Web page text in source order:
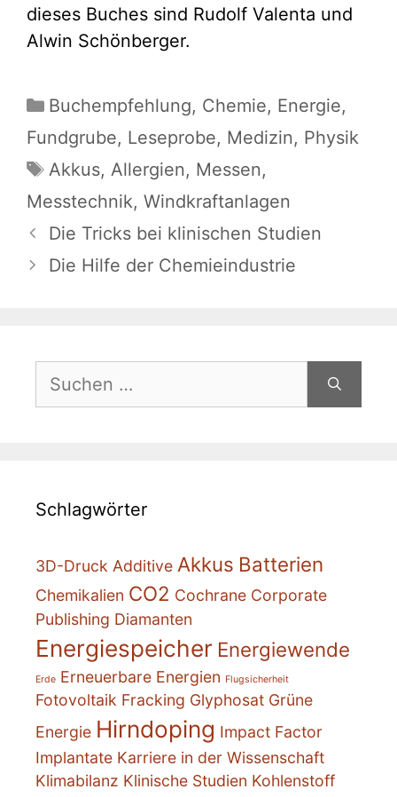
dieses Buches sind Rudolf Valenta und
Alwin Schönberger.
Kategorien
Buchempfehlung, Chemie, Energie,
Fundgrube, Leseprobe, Medizin, Physik
Schlagwörter
Akkus, Allergien, Messen,
Messtechnik, Windkraftanlagen
Die Tricks bei klinischen Studien
Die Hilfe der Chemieindustrie
nach:
Schlagwörter
3D-Druck Additive Akkus Batterien
Chemikalien CO2 Cochrane Corporate
Publishing Diamanten
Energiespeicher Energiewende
Erde Erneuerbare Energien Flugsicherheit
Fotovoltaik Fracking Glyphosat Grüne
Energie Hirndoping Impact Factor
Implantate Karriere in der Wissenschaft
Klimabilanz Klinische Studien Kohlenstoff